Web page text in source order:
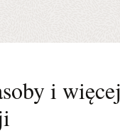
i więcej